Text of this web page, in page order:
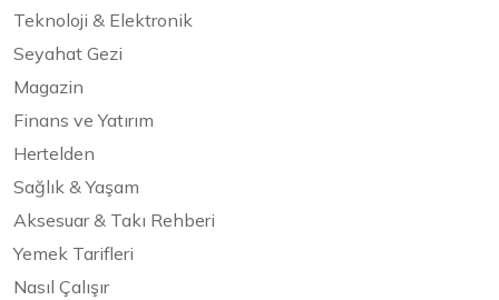
Teknoloji & Elektronik
Seyahat Gezi
Magazin
Finans ve Yatırım
Hertelden
Sağlık & Yaşam
Aksesuar & Takı Rehberi
Yemek Tarifleri
Nasıl Çalışır